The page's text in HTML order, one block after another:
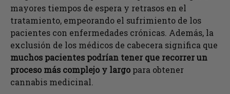
mayores tiempos de espera y retrasos en el
tratamiento, empeorando el sufrimiento de los
pacientes con enfermedades crónicas. Además, la
exclusión de los médicos de cabecera significa que
muchos pacientes podrían tener que recorrer un
proceso más complejo y largo para obtener
cannabis medicinal.